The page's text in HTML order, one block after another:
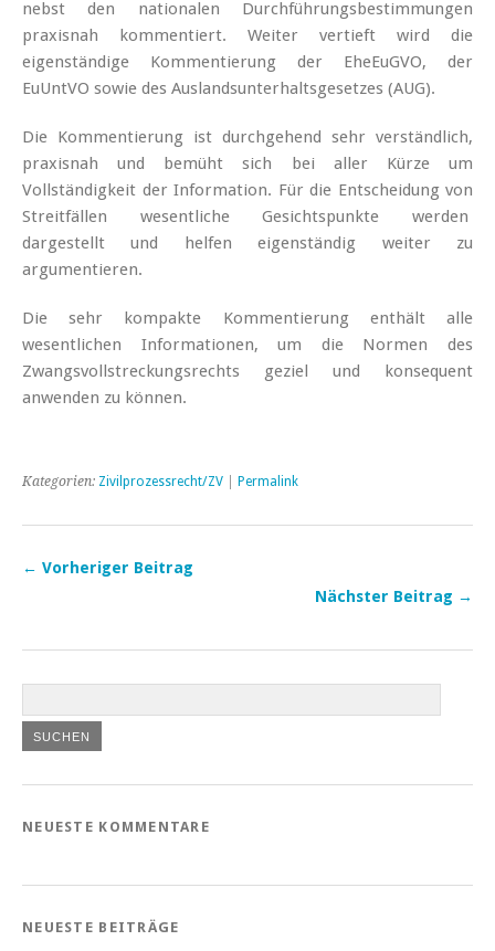
nebst den nationalen Durchführungsbestimmungen
praxisnah kommentiert. Weiter vertieft wird die
eigenständige Kommentierung der EheEuGVO, der
EuUntVO sowie des Auslandsunterhaltsgesetzes (AUG).
Die Kommentierung ist durchgehend sehr verständlich,
praxisnah und bemüht sich bei aller Kürze um
Vollständigkeit der Information. Für die Entscheidung von
Streitfällen wesentliche Gesichtspunkte werden
dargestellt und helfen eigenständig weiter zu
argumentieren.
Die sehr kompakte Kommentierung enthält alle
wesentlichen Informationen, um die Normen des
Zwangsvollstreckungsrechts geziel und konsequent
anwenden zu können.
Kategorien: Zivilprozessrecht/ZV Permalink
← Vorheriger Beitrag
Nächster Beitrag →
NEUESTE KOMMENTARE
NEUESTE BEITRÄGE